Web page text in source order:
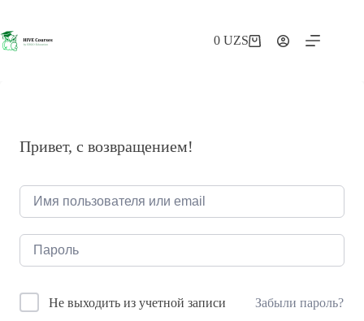
сути
Корзина
0UZS
Привет, с возвращением!
Не выходить из учетной записи Забыли пароль?